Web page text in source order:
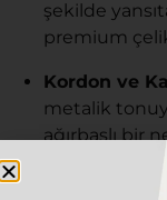
şekilde
premium
Kordon ve
metalik
ağırbaşlı bir
saatin bu